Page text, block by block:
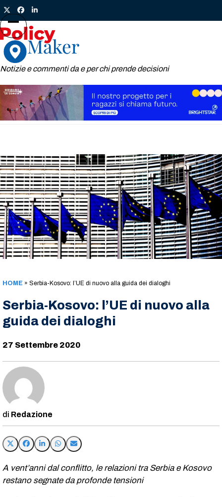
Skip
to
content
TwitterFacebook
LinkedIn
Notizie e commenti da e per chi prende decisioni
Open
mobile
menu
Close
mobile
menu
HOME » Serbia-Kosovo: l’UE di nuovo alla guida dei dialoghi
Serbia-Kosovo: l’UE di nuovo alla
guida dei dialoghi
27 Settembre 2020
Redazione
A vent’anni dal conflitto, le relazioni tra Serbia e Kosovo
restano segnate da profonde tensioni